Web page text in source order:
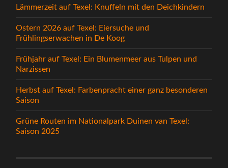
Lämmerzeit auf Texel: Knuffeln mit den Deichkindern
Ostern 2026 auf Texel: Eiersuche und
Frühlingserwachen in De Koog
Frühjahr auf Texel: Ein Blumenmeer aus Tulpen und
Narzissen
Herbst auf Texel: Farbenpracht einer ganz besonderen
Saison
Grüne Routen im Nationalpark Duinen van Texel:
Saison 2025